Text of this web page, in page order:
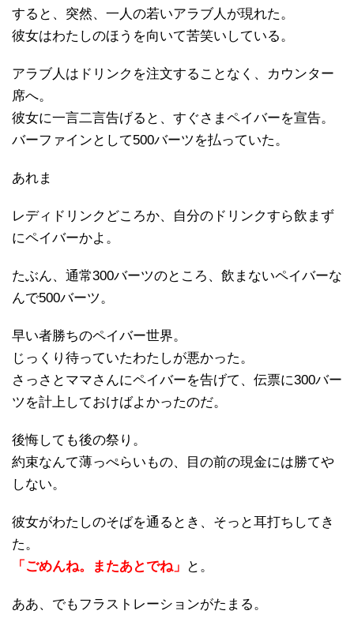
すると、突然、一人の若いアラブ人が現れた。
彼女はわたしのほうを向いて苦笑いしている。
アラブ人はドリンクを注文することなく、カウンター
席へ。
彼女に一言二言告げると、すぐさまペイバーを宣告。
バーファインとして500バーツを払っていた。
あれま
レディドリンクどころか、自分のドリンクすら飲まず
にペイバーかよ。
たぶん、通常300バーツのところ、飲まないペイバーな
んで500バーツ。
早い者勝ちのペイバー世界。
じっくり待っていたわたしが悪かった。
さっさとママさんにペイバーを告げて、伝票に300バー
ツを計上しておけばよかったのだ。
後悔しても後の祭り。
約束なんて薄っぺらいもの、目の前の現金には勝てや
しない。
彼女がわたしのそばを通るとき、そっと耳打ちしてき
た。
「ごめんね。またあとでね」
と。
ああ、でもフラストレーションがたまる。